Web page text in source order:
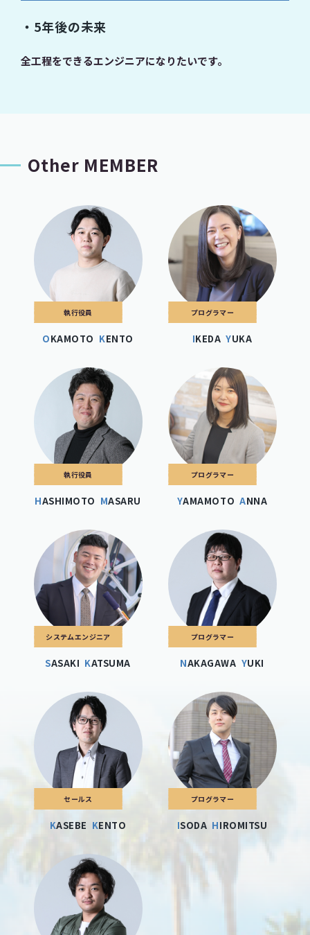
・5年後の未来
全工程をできるエンジニアになりたいです。
Other MEMBER
執行役員
OKAMOTO KENTO
プログラマー
IKEDA YUKA
執行役員
HASHIMOTO MASARU
プログラマー
YAMAMOTO ANNA
システムエンジニア
SASAKI KATSUMA
プログラマー
NAKAGAWA YUKI
セールス
KASEBE KENTO
プログラマー
ISODA HIROMITSU